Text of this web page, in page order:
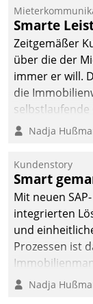
Smarte
Zeitgemäßer
über die der
immer er will.
die
selbstlaufende
Kunde und
Nadja
Kundenstory
Smart
Mit neuen SAP-
integrierten
und
Prozessen ist
derNadja